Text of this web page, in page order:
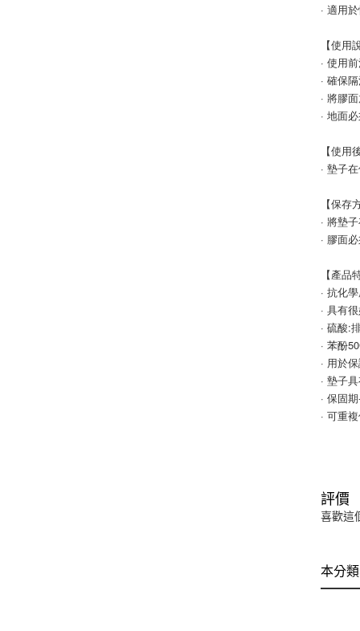
· 適用
【使用
· 使用
· 確保
· 將膠
· 地面
【使用
· 墊子
【保存
· 將墊
· 膠面
【產品
· 抗化
· 具有
· 硫酸:
· 苯酚
· 用於
· 墊子
· 保固
· 可重
評價
喜歡這
本分